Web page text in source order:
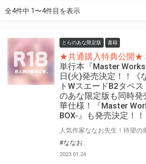
全4件中 1〜4件目を表示
とらのあな限定版 書籍
★共通購入特典公開★
単行本『Master
日(火)発売決定！！《
トWスエードB2タペ
のあな限定版も同時発
華仕様！『Master
BOX-』も発売決定！！
#ななお
2023.01.24